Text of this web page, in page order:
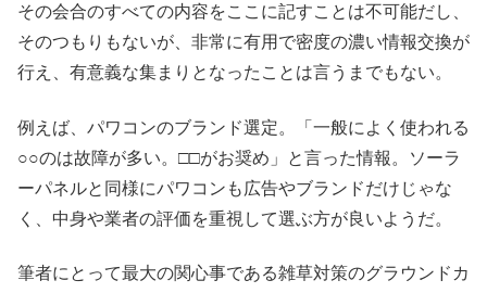
その会合のすべての内容をここに記すことは不可能だし、
そのつもりもないが、非常に有用で密度の濃い情報交換が
行え、有意義な集まりとなったことは言うまでもない。
例えば、パワコンのブランド選定。「一般によく使われる
○○のは故障が多い。□□がお奨め」と言った情報。ソーラ
ーパネルと同様にパワコンも広告やブランドだけじゃな
く、中身や業者の評価を重視して選ぶ方が良いようだ。
筆者にとって最大の関心事である雑草対策のグラウンドカ